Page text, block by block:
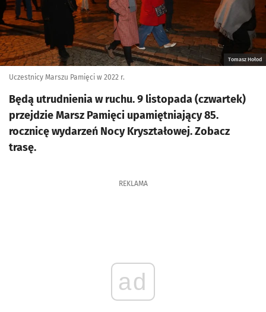
Tomasz Hołod
Uczestnicy Marszu Pamięci w 2022 r.
Będą utrudnienia w ruchu. 9 listopada (czwartek)
przejdzie Marsz Pamięci upamiętniający 85.
rocznicę wydarzeń Nocy Kryształowej. Zobacz
trasę.
REKLAMA
ad